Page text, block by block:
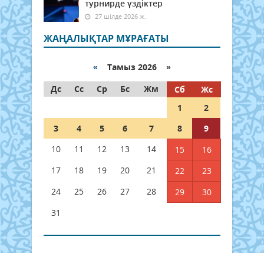
турнирде үздіктер
27 шілде 2026 ж.
ЖАҢАЛЫҚТАР МҰРАҒАТЫ
« Тамыз 2026 »
Дс
Сс Ср Бс Жм Сб
Жс
1
2
3
4 5 6 7 8
9
10
11 12 13 14 15
16
17
18 19 20 21 22
23
24
25 26 27 28 29
30
31